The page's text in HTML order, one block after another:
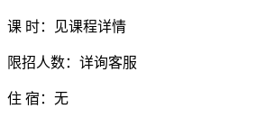
课 时：见课程详情
限招人数：详询客服
住 宿：无